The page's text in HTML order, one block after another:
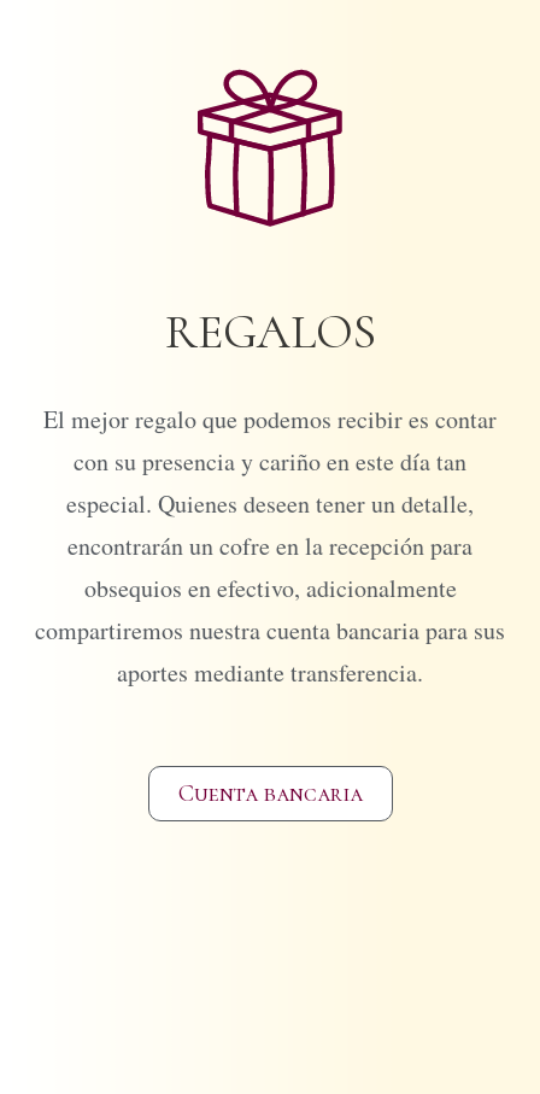
REGALOS
El mejor regalo que podemos recibir es contar
con su presencia y cariño en este día tan
especial. Quienes deseen tener un detalle,
encontrarán un cofre en la recepción para
obsequios en efectivo, adicionalmente
compartiremos nuestra cuenta bancaria para sus
aportes mediante transferencia.
Cuenta bancaria